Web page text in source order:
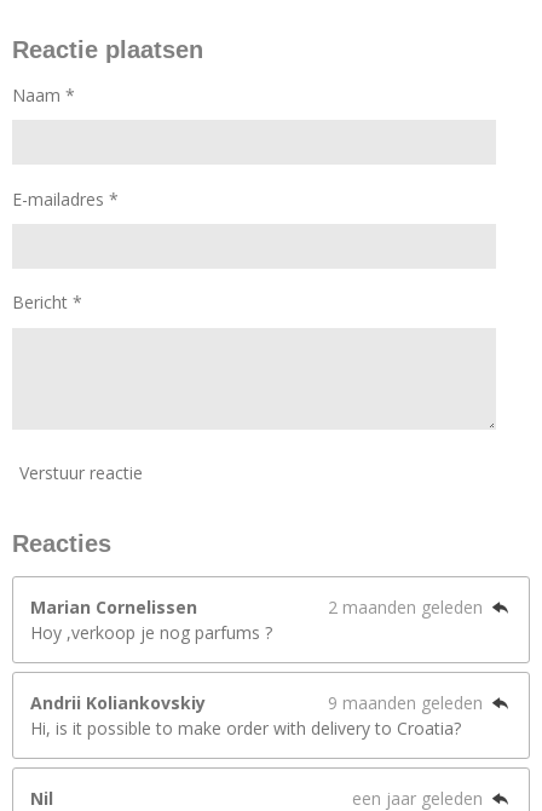
Reactie plaatsen
Naam *
E-mailadres *
Bericht *
Verstuur reactie
Reacties
Marian Cornelissen
2 maanden geleden
Hoy ,verkoop je nog parfums ?
Andrii Koliankovskiy
9 maanden geleden
Hi, is it possible to make order with delivery to Croatia?
Nil
een jaar geleden